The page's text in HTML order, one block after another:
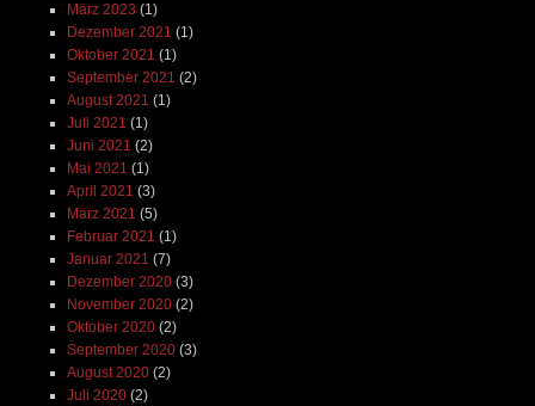
März 2023 (1)
Dezember 2021 (1)
Oktober 2021 (1)
September 2021 (2)
August 2021 (1)
Juli 2021 (1)
Juni 2021 (2)
Mai 2021 (1)
April 2021 (3)
März 2021 (5)
Februar 2021 (1)
Januar 2021 (7)
Dezember 2020(3)
November 2020(2)
Oktober 2020(2)
September 2020(3)
August 2020(2)
Juli 2020(2)